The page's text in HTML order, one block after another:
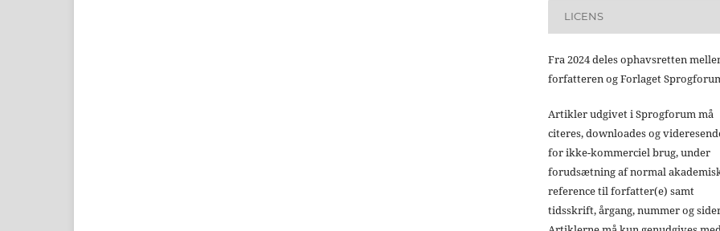
LICENS
Fra 2024 deles ophavsretten
forfatteren og Forlaget
Artikler udgivet i Sprogforum må
citeres, downloades og
for ikke-kommerciel brug, under
forudsætning af normal
reference til forfatter(e) samt
tidsskrift, årgang, nummer og